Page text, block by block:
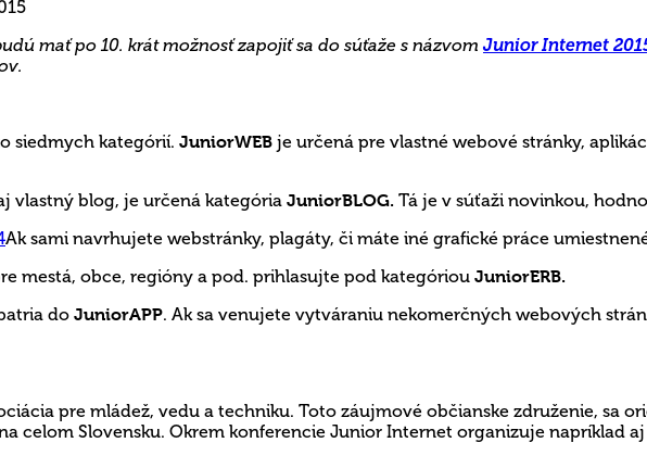
mať po 10. krát možnosť zapojiť sa do súťaže s názvom Junior Internet
siedmych kategórií. JuniorWEB je určená pre vlastné webové stránky,
vlastný blog, je určená kategória JuniorBLOG. Tá je v súťaži novinkou,
Ak sami navrhujete webstránky, plagáty, či máte iné grafické práce
mestá, obce, regióny a pod. prihlasujte pod kategóriou JuniorERB.
do JuniorAPP. Ak sa venujete vytváraniu nekomerčných webových
pre mládež, vedu a techniku. Toto záujmové občianske združenie, sa
celom Slovensku. Okrem konferencie Junior Internet organizuje napríklad